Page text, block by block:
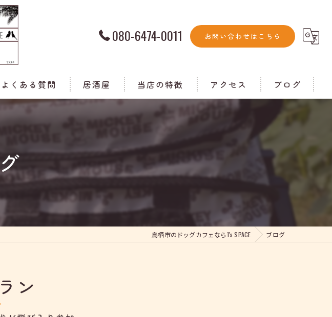
080-6474-0011 お問い合わせはこちら
よくある質問 居酒屋 当店の特徴
家族
個室
ドッグラン
アクセス ブログ
コラム
鳥栖市のドッグカフェなら1's SPACE ブログ
ン